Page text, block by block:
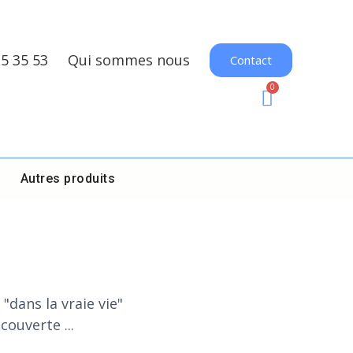
35 53 Qui sommes nous Contact
Autres produits
la vraie vie"
...